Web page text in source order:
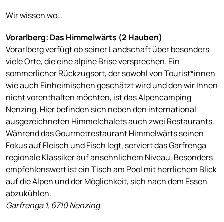
Wir wissen wo…
Vorarlberg: Das Himmelwärts (2 Hauben)
Vorarlberg verfügt ob seiner Landschaft über besonders
viele Orte, die eine alpine Brise versprechen. Ein
sommerlicher Rückzugsort, der sowohl von Tourist*innen
wie auch Einheimischen geschätzt wird und den wir Ihnen
nicht vorenthalten möchten, ist das Alpencamping
Nenzing. Hier befinden sich neben den international
ausgezeichneten Himmelchalets auch zwei Restaurants.
Während das GourmetrestaurantHimmelwärtsseinen
Fokus auf Fleisch und Fisch legt, serviert das Garfrenga
regionale Klassiker auf ansehnlichem Niveau. Besonders
empfehlenswert ist ein Tisch am Pool mit herrlichem Blick
auf die Alpen und der Möglichkeit, sich nach dem Essen
abzukühlen.
Garfrenga 1, 6710 Nenzing